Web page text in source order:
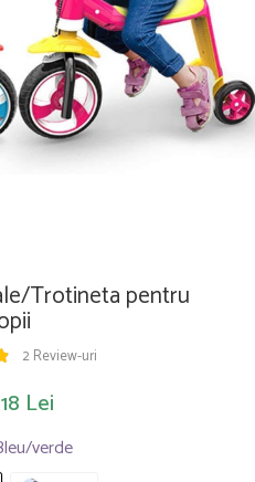
Trotineta pentru
2 Review-uri
Lei
verde